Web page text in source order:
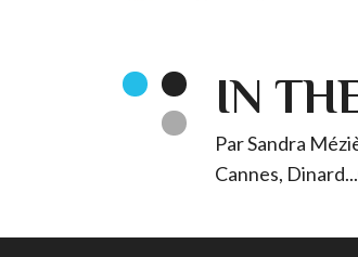
IN
Par Sandra
Cannes,